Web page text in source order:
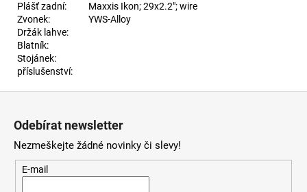
Plášť zadní:
Maxxis Ikon; 29x2.2"; wire
Zvonek:
YWS-Alloy
Držák lahve:
Blatník:
Stojánek:
příslušenství:
Odebírat newsletter
Nezmeškejte žádné novinky či slevy!
E-mail